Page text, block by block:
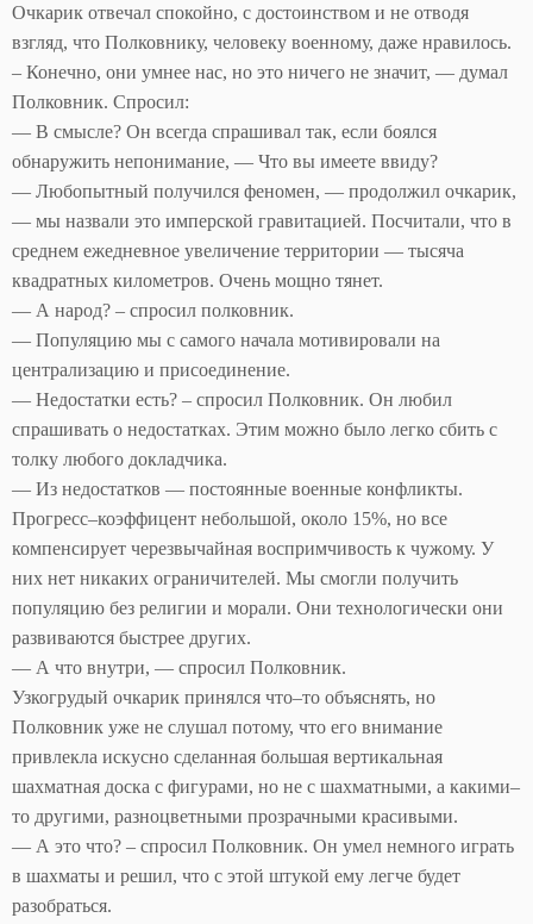
Очкарик отвечал спокойно, с достоинством и не отводя
взгляд, что Полковнику, человеку военному, даже нравилось.
– Конечно, они умнее нас, но это ничего не значит, — думал
Полковник. Спросил:
— В смысле? Он всегда спрашивал так, если боялся
обнаружить непонимание, — Что вы имеете ввиду?
— Любопытный получился феномен, — продолжил очкарик,
— мы назвали это имперской гравитацией. Посчитали, что в
среднем ежедневное увеличение территории — тысяча
квадратных километров. Очень мощно тянет.
— А народ? – спросил полковник.
— Популяцию мы с самого начала мотивировали на
централизацию и присоединение.
— Недостатки есть? – спросил Полковник. Он любил
спрашивать о недостатках. Этим можно было легко сбить с
толку любого докладчика.
— Из недостатков — постоянные военные конфликты.
Прогресс–коэффицент небольшой, около 15%, но все
компенсирует черезвычайнaя воспримчивость к чужому. У
них нет никаких ограничителей. Мы смогли получить
популяцию без религии и морали. Они технологически они
развиваются быстрее других.
— А что внутри, — спросил Полковник.
Узкогрудый очкарик принялся что–то объяснять, но
Полковник уже не слушал потому, что его внимание
привлекла искусно сделанная большая вертикальная
шахматная доска с фигурами, но не с шахматными, а какими–
то другими, разноцветными прозрачными красивыми.
— А это что? – спросил Полковник. Он умел немного играть
в шахматы и решил, что с этой штукой ему легче будет
разобраться.